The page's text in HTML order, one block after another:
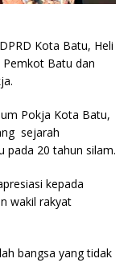
Kota Batu, Heli
Batu dan
Pokja Kota Batu,
sejarah
pada 20 tahun silam.
kepada
wakil rakyat
bangsa yang tidak